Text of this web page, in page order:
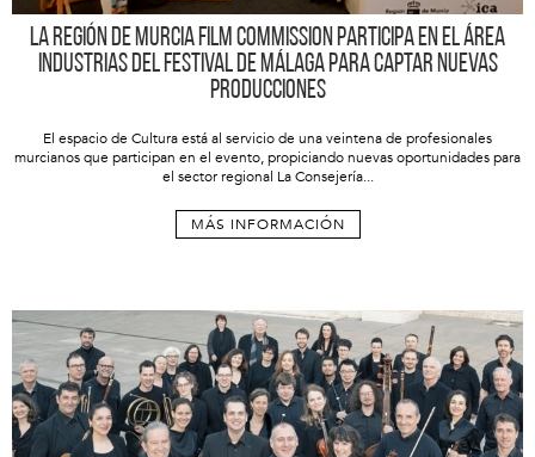
La Región de Murcia Film Commission participa en el área
industrias del Festival de Málaga para captar nuevas
producciones
El espacio de Cultura está al servicio de una veintena de profesionales
murcianos que participan en el evento, propiciando nuevas oportunidades para
el sector regional La Consejería...
MÁS INFORMACIÓN